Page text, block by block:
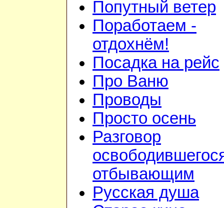
Попутный ветер
Поработаем -
отдохнём!
Посадка на рейс
Про Ваню
Проводы
Просто осень
Разговор
отбывающим
Русская душа